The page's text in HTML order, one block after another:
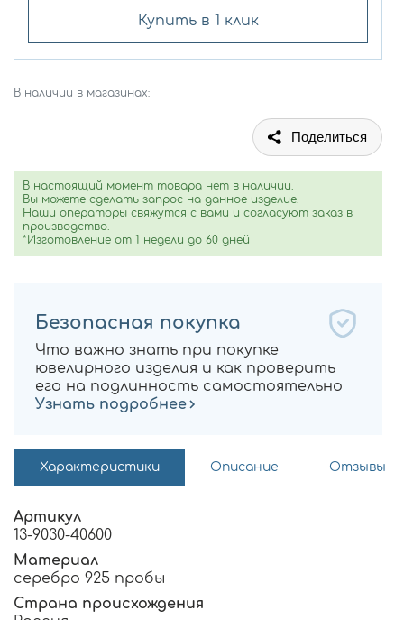
Купить в 1 клик
В наличии в магазинах:
Поделиться
В настоящий момент товара нет в наличии.
Вы можете сделать запрос на данное изделие.
Наши операторы свяжутся с вами и согласуют заказ в
производство.
*Изготовление от 1 недели до 60 дней
Безопасная покупка
Что важно знать при покупке
ювелирного изделия и как проверить
его на подлинность самостоятельно
Узнать подробнее
Характеристики Описание Отзывы
Артикул
13-9030-40600
Материал
серебро 925 пробы
Страна происхождения